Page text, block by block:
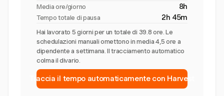
Media ore/giorno 8h
Tempo totale di pausa 2h 45m
Hai lavorato 5 giorni per un totale di 39.8 ore. Le
schedulazioni manuali omettono in media 4,5 ore a
dipendente a settimana. Il tracciamento automatico
colma il divario.
Traccia il tempo automaticamente con Harvest